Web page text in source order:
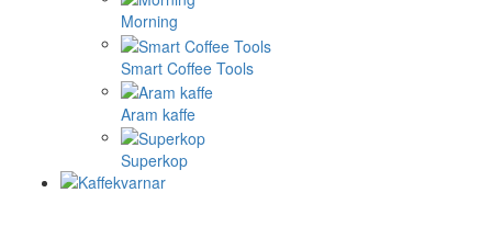
Morning
Smart Coffee Tools
Aram kaffe
Superkop